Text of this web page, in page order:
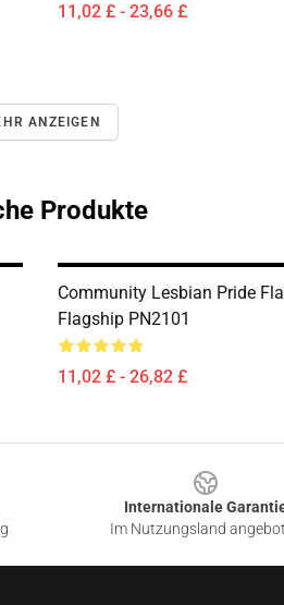
11,02 £ - 23,66 £
ANZEIGEN
Produkte
Community Lesbian Pride
Flagship PN2101
11,02 £ - 26,82 £
Internationale
Im Nutzungsland